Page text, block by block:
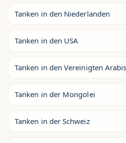
Tanken in den Niederlanden
Tanken in den USA
Tanken in den Vereinigten
Tanken in der Mongolei
Tanken in der Schweiz